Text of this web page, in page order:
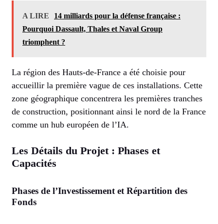
A LIRE
14 milliards pour la défense française :
Pourquoi Dassault, Thales et Naval Group
triomphent ?
La région des Hauts-de-France a été choisie pour
accueillir la première vague de ces installations. Cette
zone géographique concentrera les premières tranches
de construction, positionnant ainsi le nord de la France
comme un hub européen de l’IA.
Les Détails du Projet : Phases et
Capacités
Phases de l’Investissement et Répartition des
Fonds